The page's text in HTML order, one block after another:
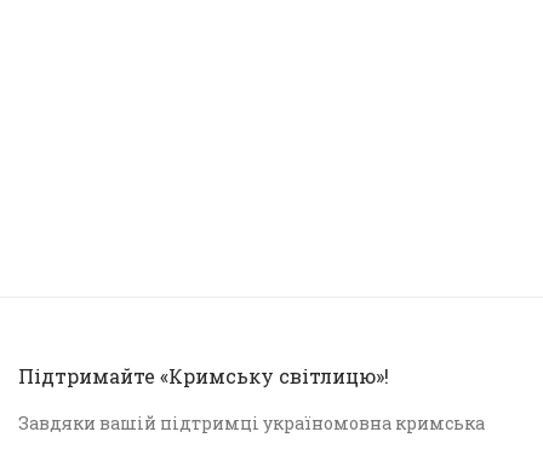
Підтримайте «Кримську світлицю»!
Завдяки вашій підтримці україномовна кримська